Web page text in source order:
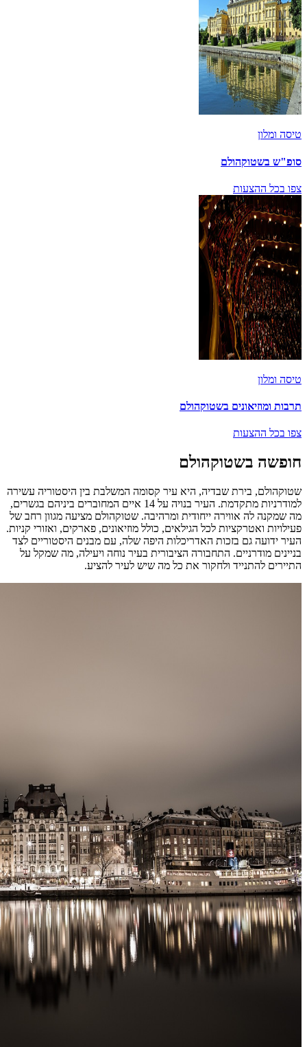
טיסה ומלון
סופ"ש בשטוקהולם
צפו בכל ההצעות
טיסה ומלון
תרבות ומוזיאונים בשטוקהולם
צפו בכל ההצעות
חופשה בשטוקהולם
שטוקהולם, בירת שבדיה, היא עיר קסומה המשלבת בין היסטוריה עשירה
למודרניות מתקדמת. העיר בנויה על 14 איים המחוברים ביניהם בגשרים,
מה שמקנה לה אווירה ייחודית ומרהיבה. שטוקהולם מציעה מגוון רחב של
פעילויות ואטרקציות לכל הגילאים, כולל מוזיאונים, פארקים, ואזורי קניות.
העיר ידועה גם בזכות האדריכלות היפה שלה, עם מבנים היסטוריים לצד
בניינים מודרניים. התחבורה הציבורית בעיר נוחה ויעילה, מה שמקל על
התיירים להתנייד ולחקור את כל מה שיש לעיר להציע.